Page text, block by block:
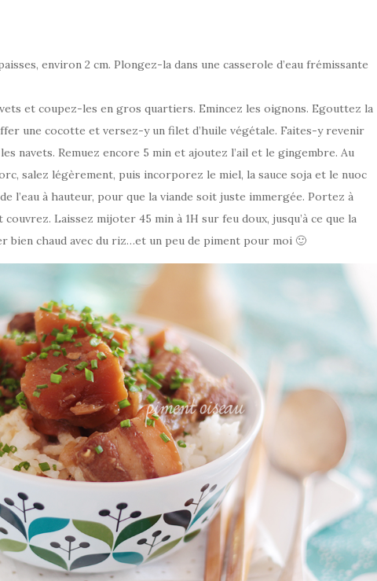
environ 2 cm. Plongez-la dans une casserole d’eau frémissante
et coupez-les en gros quartiers. Emincez les oignons. Egouttez la
une cocotte et versez-y un filet d’huile végétale. Faites-y revenir
navets. Remuez encore 5 min et ajoutez l’ail et le gingembre. Au
salez légèrement, puis incorporez le miel, la sauce soja et le nuoc
l’eau à hauteur, pour que la viande soit juste immergée. Portez à
Laissez mijoter 45 min à 1H sur feu doux, jusqu’à ce que la
bien chaud avec du riz…et un peu de piment pour moi 🙂